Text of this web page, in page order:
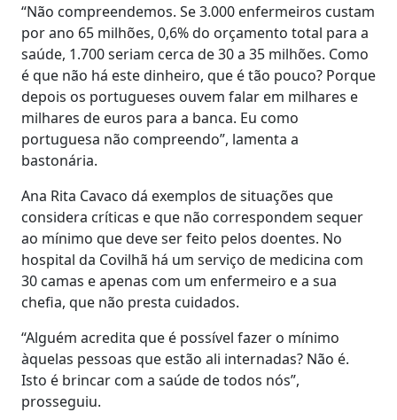
“Não compreendemos. Se 3.000 enfermeiros custam
por ano 65 milhões, 0,6% do orçamento total para a
saúde, 1.700 seriam cerca de 30 a 35 milhões. Como
é que não há este dinheiro, que é tão pouco? Porque
depois os portugueses ouvem falar em milhares e
milhares de euros para a banca. Eu como
portuguesa não compreendo”, lamenta a
bastonária.
Ana Rita Cavaco dá exemplos de situações que
considera críticas e que não correspondem sequer
ao mínimo que deve ser feito pelos doentes. No
hospital da Covilhã há um serviço de medicina com
30 camas e apenas com um enfermeiro e a sua
chefia, que não presta cuidados.
“Alguém acredita que é possível fazer o mínimo
àquelas pessoas que estão ali internadas? Não é.
Isto é brincar com a saúde de todos nós”,
prosseguiu.